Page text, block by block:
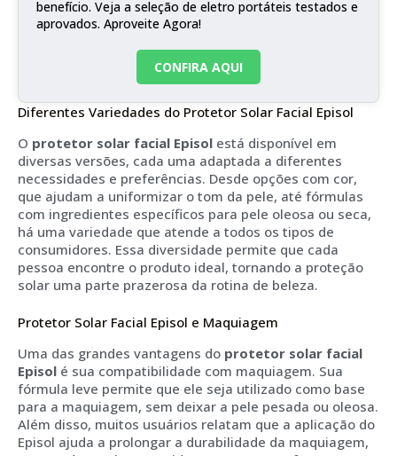
benefício. Veja a seleção de eletro portáteis testados e
aprovados. Aproveite Agora!
CONFIRA AQUI
Diferentes Variedades do Protetor Solar Facial Episol
O protetor solar facial Episol está disponível em
diversas versões, cada uma adaptada a diferentes
necessidades e preferências. Desde opções com cor,
que ajudam a uniformizar o tom da pele, até fórmulas
com ingredientes específicos para pele oleosa ou seca,
há uma variedade que atende a todos os tipos de
consumidores. Essa diversidade permite que cada
pessoa encontre o produto ideal, tornando a proteção
solar uma parte prazerosa da rotina de beleza.
Protetor Solar Facial Episol e Maquiagem
Uma das grandes vantagens do protetor solar facial
Episol é sua compatibilidade com maquiagem. Sua
fórmula leve permite que ele seja utilizado como base
para a maquiagem, sem deixar a pele pesada ou oleosa.
Além disso, muitos usuários relatam que a aplicação do
Episol ajuda a prolongar a durabilidade da maquiagem,